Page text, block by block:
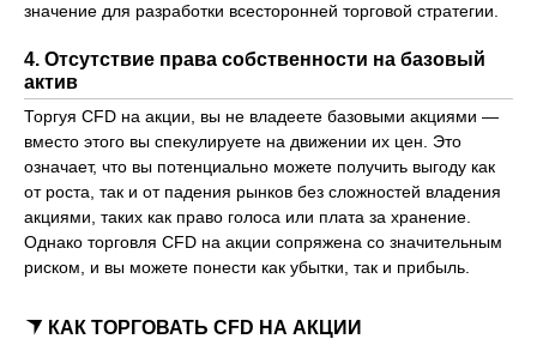
значение для разработки всесторонней торговой стратегии.
4. Отсутствие права собственности на базовый
актив
Торгуя CFD на акции, вы не владеете базовыми акциями —
вместо этого вы спекулируете на движении их цен. Это
означает, что вы потенциально можете получить выгоду как
от роста, так и от падения рынков без сложностей владения
акциями, таких как право голоса или плата за хранение.
Однако торговля CFD на акции сопряжена со значительным
риском, и вы можете понести как убытки, так и прибыль.
КАК ТОРГОВАТЬ CFD НА АКЦИИ